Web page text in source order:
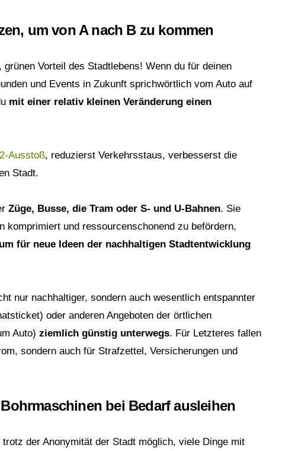
um von A nach B zu kommen
Vorteil des Stadtlebens! Wenn du für deinen
und Events in Zukunft sprichwörtlich vom Auto auf
mit einer relativ kleinen Veränderung einen
Ausstoß, reduzierst Verkehrsstaus, verbesserst die
Stadt.
Züge, Busse, die Tram oder S- und U-Bahnen. Sie
komprimiert und ressourcenschonend zu befördern,
für neue Ideen der nachhaltigen Stadtentwicklung
nur nachhaltiger, sondern auch wesentlich entspannter
oder anderen Angeboten der örtlichen
Auto) ziemlich günstig unterwegs. Für Letzteres fallen
sondern auch für Strafzettel, Versicherungen und
bei Bedarf ausleihen
der Anonymität der Stadt möglich, viele Dinge mit